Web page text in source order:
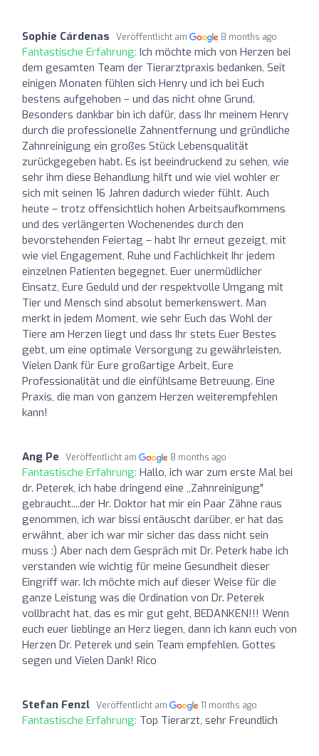
Sophie Cárdenas Veröffentlicht am 8 months ago
Fantastische Erfahrung: Ich möchte mich von Herzen bei
dem gesamten Team der Tierarztpraxis bedanken. Seit
einigen Monaten fühlen sich Henry und ich bei Euch
bestens aufgehoben – und das nicht ohne Grund.
Besonders dankbar bin ich dafür, dass Ihr meinem Henry
durch die professionelle Zahnentfernung und gründliche
Zahnreinigung ein großes Stück Lebensqualität
zurückgegeben habt. Es ist beeindruckend zu sehen, wie
sehr ihm diese Behandlung hilft und wie viel wohler er
sich mit seinen 16 Jahren dadurch wieder fühlt. Auch
heute – trotz offensichtlich hohen Arbeitsaufkommens
und des verlängerten Wochenendes durch den
bevorstehenden Feiertag – habt Ihr erneut gezeigt, mit
wie viel Engagement, Ruhe und Fachlichkeit Ihr jedem
einzelnen Patienten begegnet. Euer unermüdlicher
Einsatz, Eure Geduld und der respektvolle Umgang mit
Tier und Mensch sind absolut bemerkenswert. Man
merkt in jedem Moment, wie sehr Euch das Wohl der
Tiere am Herzen liegt und dass Ihr stets Euer Bestes
gebt, um eine optimale Versorgung zu gewährleisten.
Vielen Dank für Eure großartige Arbeit, Eure
Professionalität und die einfühlsame Betreuung. Eine
Praxis, die man von ganzem Herzen weiterempfehlen
kann!
Ang Pe Veröffentlicht am 8 months ago
Fantastische Erfahrung: Hallo, ich war zum erste Mal bei
dr. Peterek, ich habe dringend eine ,,Zahnreinigung"
gebraucht....der Hr. Doktor hat mir ein Paar Zähne raus
genommen, ich war bissi entäuscht darüber, er hat das
erwähnt, aber ich war mir sicher das dass nicht sein
muss :) Aber nach dem Gespräch mit Dr. Peterk habe ich
verstanden wie wichtig für meine Gesundheit dieser
Eingriff war. Ich möchte mich auf dieser Weise für die
ganze Leistung was die Ordination von Dr. Peterek
vollbracht hat, das es mir gut geht, BEDANKEN!!! Wenn
euch euer lieblinge an Herz liegen, dann ich kann euch von
Herzen Dr. Peterek und sein Team empfehlen. Gottes
segen und Vielen Dank! Rico
Stefan Fenzl Veröffentlicht am 11 months ago
Fantastische Erfahrung: Top Tierarzt, sehr Freundlich